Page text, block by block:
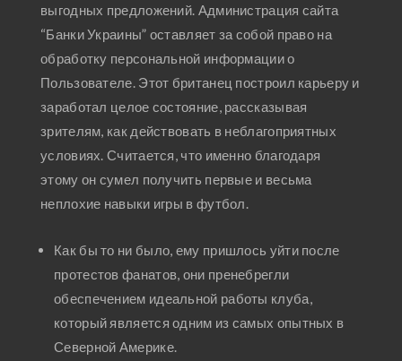
выгодных предложений. Администрация сайта
“Банки Украины” оставляет за собой право на
обработку персональной информации о
Пользователе. Этот британец построил карьеру и
заработал целое состояние, рассказывая
зрителям, как действовать в неблагоприятных
условиях. Считается, что именно благодаря
этому он сумел получить первые и весьма
неплохие навыки игры в футбол.
Как бы то ни было, ему пришлось уйти после
протестов фанатов, они пренебрегли
обеспечением идеальной работы клуба,
который является одним из самых опытных в
Северной Америке.